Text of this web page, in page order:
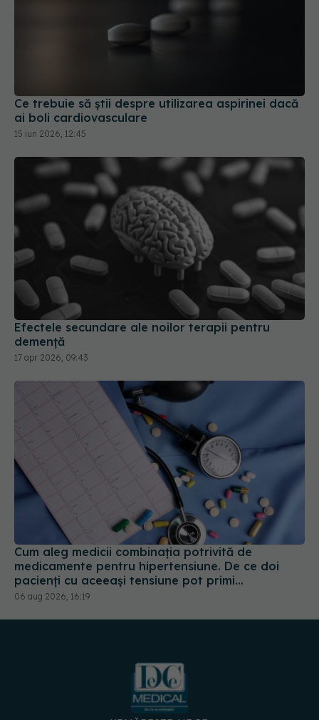
Ce trebuie să știi despre utilizarea aspirinei dacă
ai boli cardiovasculare
15 iun 2026, 12:45
Efectele secundare ale noilor terapii pentru
demență
17 apr 2026, 09:43
Cum aleg medicii combinația potrivită de
medicamente pentru hipertensiune. De ce doi
pacienți cu aceeași tensiune pot primi
tratamente diferite
06 aug 2026, 16:19